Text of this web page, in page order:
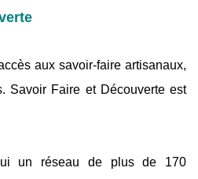
aux savoir-faire artisanaux,
Savoir Faire et Découverte est
un réseau de plus de 170